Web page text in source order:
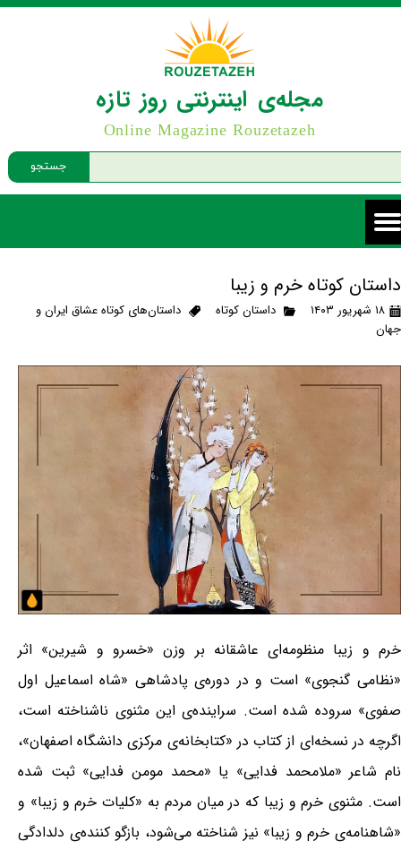
جستجو
مجله‌ی اینترنتی روز تازه
Online Magazine Rouzetazeh
داستان کوتاه خرم و زیبا
۱۸ شهریور ۱۴۰۳ داستان کوتاه
داستان‌های کوتاه عشاق ایران و
جهان
خرم و زیبا منظومه‌ای عاشقانه بر وزن «خسرو و شیرین» اثر
«نظامی گنجوی» است و در دوره‌ی پادشاهی «شاه اسماعیل اول
صفوی» سروده شده است. سراینده‌ی این مثنوی ناشناخته است،
اگرچه در نسخه‌ای از کتاب در «کتابخانه‌ی مرکزی دانشگاه اصفهان»،
نام شاعر «ملا‌محمد فدایی» یا «محمد مومن فدایی» ثبت شده
است. مثنوی خرم و زیبا که در میان مردم به «کلیات خرم و زیبا» و
«شاهنامه‌ی خرم و زیبا» نیز شناخته می‌شود، بازگو کننده‌ی دلدادگی